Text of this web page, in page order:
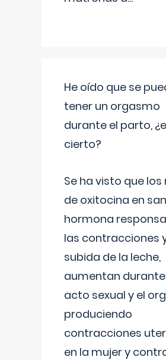
He oído que se
tener un orgasmo
durante el parto,
cierto?
Se ha visto que los
de oxitocina en
hormona
las contracciones
subida de la leche,
aumentan durante
acto sexual y el
produciendo
contracciones
en la mujer y